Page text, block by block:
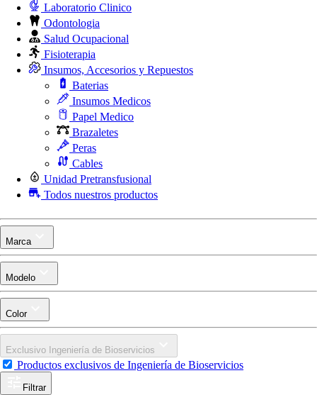
Laboratorio Clinico
Odontologia
Salud Ocupacional
Fisioterapia
Insumos, Accesorios y Repuestos
Baterias
Insumos Medicos
Papel Medico
Brazaletes
Peras
Cables
Unidad Pretransfusional
Todos nuestros productos
Marca
Modelo
Color
Exclusivo Ingeniería de Bioservicios
Productos exclusivos de Ingeniería de Bioservicios
Filtrar